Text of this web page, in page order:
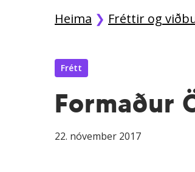
Heima ❯ Fréttir og
Frétt
Formaður
22. nóvember 2017